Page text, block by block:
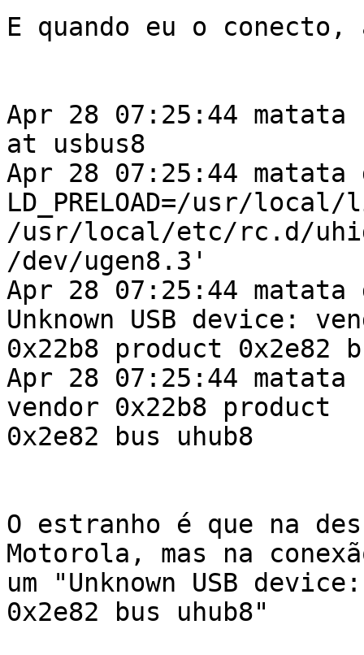
E quando eu o conecto,
Apr 28 07:25:44
at usbus8
Apr 28 07:25:44
LD_PRELOAD=/usr/
/usr/local/etc/rc.d/
/dev/ugen8.3'
Apr 28 07:25:44
Unknown USB device:
0x22b8 product 0x2e82
Apr 28 07:25:44 matata
vendor 0x22b8 product
0x2e82 bus uhub8
O estranho é que na
Motorola, mas na
um "Unknown USB
0x2e82 bus uhub8"